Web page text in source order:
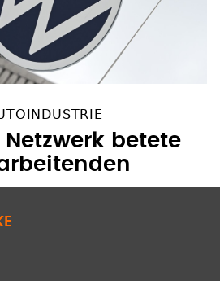
betete